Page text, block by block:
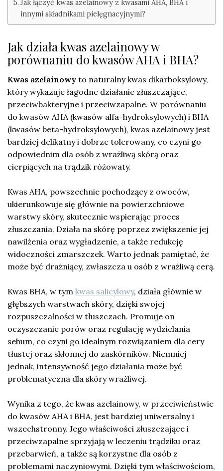
Jak łączyć kwas azelainowy z kwasami AHA, BHA i
innymi składnikami pielęgnacyjnymi?
Jak działa kwas azelainowy w
porównaniu do kwasów AHA i BHA?
Kwas azelainowy to naturalny kwas dikarboksylowy,
który wykazuje łagodne działanie złuszczające,
przeciwbakteryjne i przeciwzapalne. W porównaniu
do kwasów AHA (kwasów alfa-hydroksylowych) i BHA
(kwasów beta-hydroksylowych), kwas azelainowy jest
bardziej delikatny i dobrze tolerowany, co czyni go
odpowiednim dla osób z wrażliwą skórą oraz
cierpiących na trądzik różowaty.
Kwas AHA, powszechnie pochodzący z owoców,
ukierunkowuje się głównie na powierzchniowe
warstwy skóry, skutecznie wspierając proces
złuszczania. Działa na skórę poprzez zwiększenie jej
nawilżenia oraz wygładzenie, a także redukcję
widoczności zmarszczek. Warto jednak pamiętać, że
może być drażniący, zwłaszcza u osób z wrażliwą cerą.
Kwas BHA, w tym kwas salicylowy, działa głównie w
głębszych warstwach skóry, dzięki swojej
rozpuszczalności w tłuszczach. Promuje on
oczyszczanie porów oraz regulację wydzielania
sebum, co czyni go idealnym rozwiązaniem dla cery
tłustej oraz skłonnej do zaskórników. Niemniej
jednak, intensywność jego działania może być
problematyczna dla skóry wrażliwej.
Wynika z tego, że kwas azelainowy, w przeciwieństwie
do kwasów AHA i BHA, jest bardziej uniwersalny i
wszechstronny. Jego właściwości złuszczające i
przeciwzapalne sprzyjają w leczeniu trądziku oraz
przebarwień, a także są korzystne dla osób z
problemami naczyniowymi. Dzięki tym właściwościom,